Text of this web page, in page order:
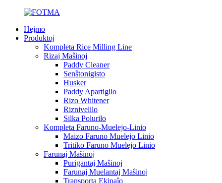
Hejmo
Produktoj
Kompleta Rice Milling Line
Rizaj Maŝinoj
Paddy Cleaner
Senŝtonigisto
Husker
Paddy Apartigilo
Rizo Whitener
Riznivelilo
Silka Polurilo
Kompleta Faruno-Muelejo-Linio
Maizo Faruno Muelejo Linio
Tritiko Faruno Muelejo Linio
Farunaj Maŝinoj
Purigantaj Maŝinoj
Farunaj Muelantaj Maŝinoj
Transporta Ekipaĵo